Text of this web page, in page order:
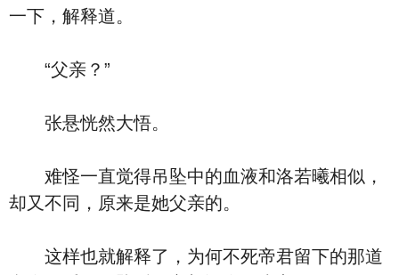
一下，解释道。
“父亲？”
张悬恍然大悟。
难怪一直觉得吊坠中的血液和洛若曦相似，
却又不同，原来是她父亲的。
这样也就解释了，为何不死帝君留下的那道